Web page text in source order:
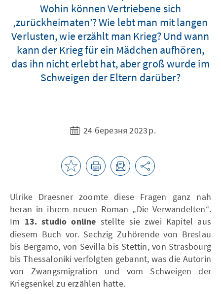
Wohin können Vertriebene sich
‚zurückheimaten’? Wie lebt man mit langen
Verlusten, wie erzählt man Krieg? Und wann
kann der Krieg für ein Mädchen aufhören,
das ihn nicht erlebt hat, aber groß wurde im
Schweigen der Eltern darüber?
24 березня 2023 р.
Ulrike Draesner zoomte diese Fragen ganz nah
heran in ihrem neuen Roman „Die Verwandelten“.
Im 13. studio online stellte sie zwei Kapitel aus
diesem Buch vor. Sechzig Zuhörende von Breslau
bis Bergamo, von Sevilla bis Stettin, von Strasbourg
bis Thessaloniki verfolgten gebannt, was die Autorin
von Zwangsmigration und vom Schweigen der
Kriegsenkel zu erzählen hatte.